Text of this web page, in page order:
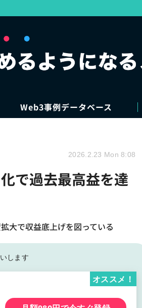
Web3事例データベース
で過去最高益を達
大で収益底上げを図っている
2026.2.23 Mon 8:08
します
オススメ！